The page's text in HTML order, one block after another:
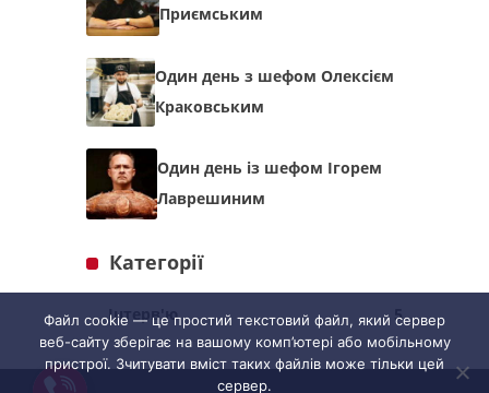
Українська
Приємським
Один день з шефом Олексієм
Краковським
Один день із шефом Ігорем
Лаврешиним
Категорії
Інтерв'ю 5
Файл cookie — це простий текстовий файл, який сервер
веб-сайту зберігає на вашому комп’ютері або мобільному
пристрої. Зчитувати вміст таких файлів може тільки цей
сервер.